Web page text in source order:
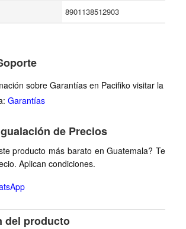
8901138512903
sobre Garantías en Pacifiko visitar la
Garantías
de Precios
producto más barato en Guatemala? Te
Aplican condiciones.
del producto